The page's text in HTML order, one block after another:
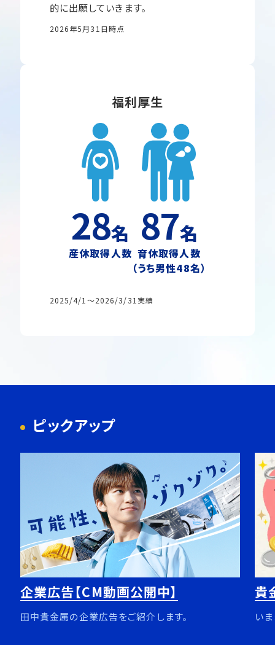
的に出願していきます。
2026年5月31日時点
福利厚生
28名
産休取得人数
87名
育休取得人数
（うち男性48名）
2025/4/1～2026/3/31実績
ピックアップ
企業広告【CM動画公開中】
田中貴金属の企業広告をご紹介します。
貴
い